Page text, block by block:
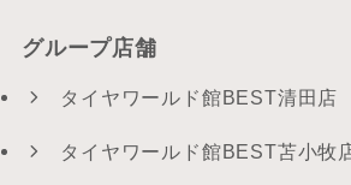
グループ店舗
タイヤワールド館BEST清田店
タイヤワールド館BEST苫小牧